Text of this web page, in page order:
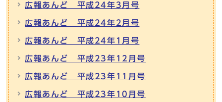
広報あんど 平成24年3月号
広報あんど 平成24年2月号
広報あんど 平成24年1月号
広報あんど 平成23年12月号
広報あんど 平成23年11月号
広報あんど 平成23年10月号